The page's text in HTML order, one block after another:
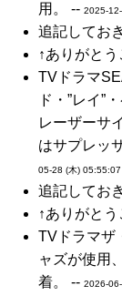
用。 -- 2025-
追記してお
↑ありがと
TVドラマ
ド・”レイ”
レーザーサ
はサプレッ
05-28 (木) 05:55:07
追記してお
↑ありがと
TVドラマザ
ャズが使用
着。 -- 2026-